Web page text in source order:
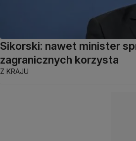
Sikorski: nawet minister
zagranicznych korzysta
Z KRAJU